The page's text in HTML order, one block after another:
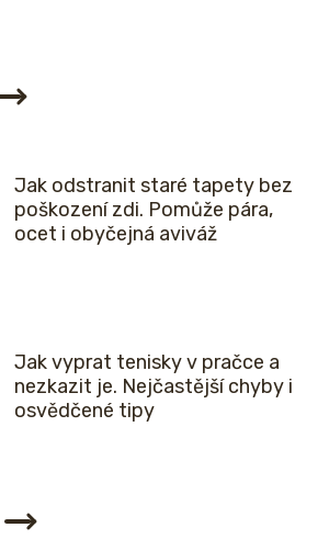
Jak odstranit staré tapety bez
poškození zdi. Pomůže pára,
ocet i obyčejná aviváž
Jak vyprat tenisky v pračce a
nezkazit je. Nejčastější chyby i
osvědčené tipy